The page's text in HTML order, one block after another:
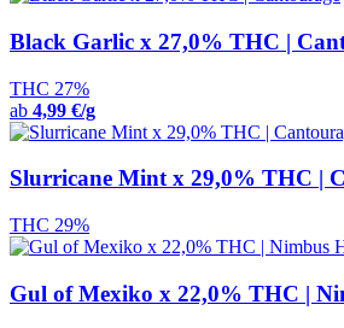
Black Garlic x 27,0% THC |
THC 27%
ab 4,99 €/g
Slurricane Mint x 29,0% THC |
THC 29%
Gul of Mexiko x 22,0% THC |